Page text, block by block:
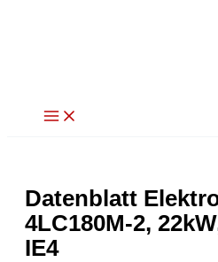
Datenblatt
4LC180M-2,
IE4